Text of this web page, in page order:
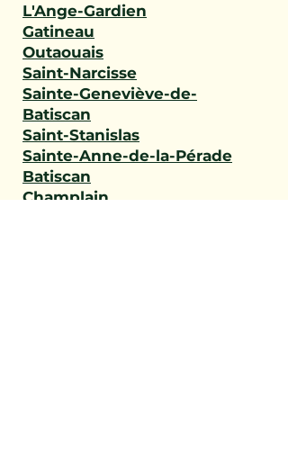
L'Ange-Gardien
Gatineau
Outaouais
Saint-Narcisse
Sainte-Geneviève-de-
Batiscan
Saint-Stanislas
Sainte-Anne-de-la-Pérade
Batiscan
Champlain